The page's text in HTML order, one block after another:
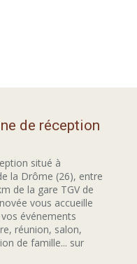
de réception
situé à
la Drôme (26), entre
de la gare TGV de
vous accueille
événements
réunion, salon,
de famille... sur